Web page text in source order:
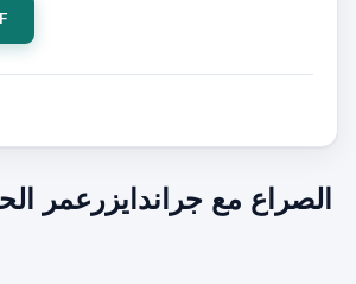
الصراع مع جراندايزرعمر